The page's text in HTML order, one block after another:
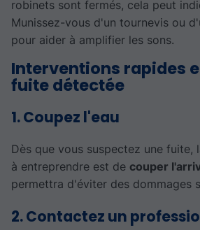
robinets sont fermés, cela peut
Munissez-vous d'un tournevis ou
pour aider à amplifier les sons.
Interventions rapides
fuite détectée
1. Coupez l'eau
Dès que vous suspectez une fuite,
à entreprendre est de couper
permettra d'éviter des dommages
2. Contactez un